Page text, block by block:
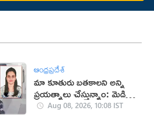
ఆంధ్రప్రదేశ్
మా కూతురు బతకాలని అన్ని
ప్రయత్నాలు చేస్తున్నాం: మెడికో
ప్రియాంక తండ్రి
Aug 08, 2026, 10:08 IST